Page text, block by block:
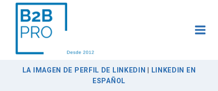
Saltar
contenido
LA IMAGEN DE PERFIL DE LINKEDIN
LINKEDIN EN
ESPAÑOL